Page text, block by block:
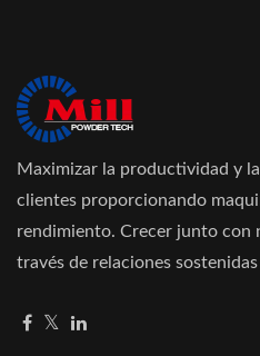
Maximizar la productividad y
clientes proporcionando
rendimiento. Crecer junto con
través de relaciones